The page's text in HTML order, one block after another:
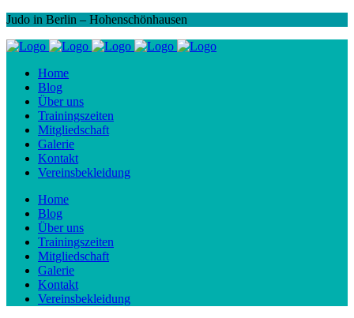
Judo in Berlin – Hohenschönhausen
Home
Blog
Über uns
Trainingszeiten
Mitgliedschaft
Galerie
Kontakt
Vereinsbekleidung
Home
Blog
Über uns
Trainingszeiten
Mitgliedschaft
Galerie
Kontakt
Vereinsbekleidung